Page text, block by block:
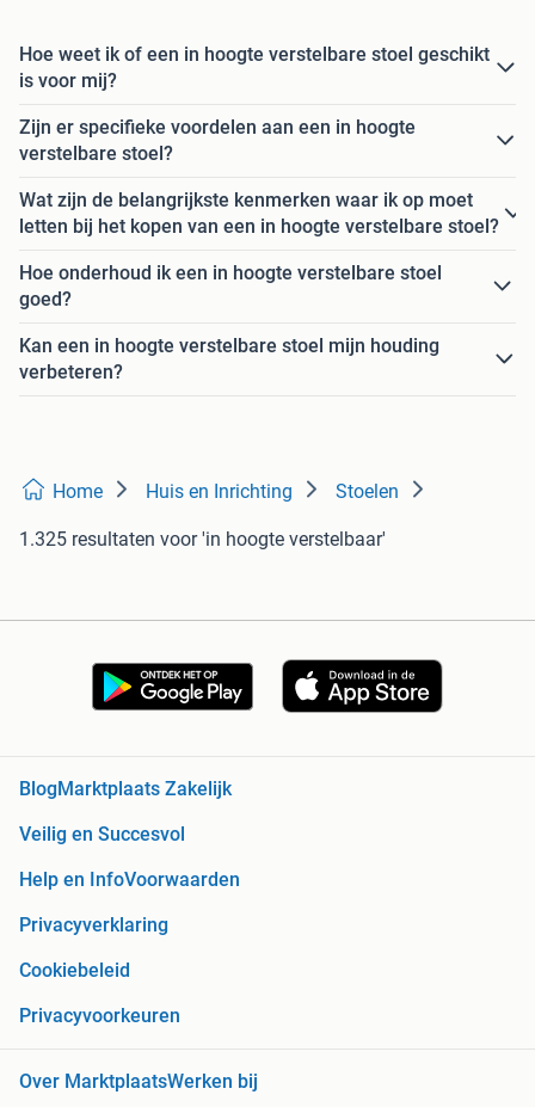
Hoe weet ik of een in hoogte verstelbare stoel geschikt
is voor mij?
Zijn er specifieke voordelen aan een in hoogte
verstelbare stoel?
Wat zijn de belangrijkste kenmerken waar ik op moet
letten bij het kopen van een in hoogte verstelbare stoel?
Hoe onderhoud ik een in hoogte verstelbare stoel
goed?
Kan een in hoogte verstelbare stoel mijn houding
verbeteren?
Home Huis en Inrichting Stoelen
1.325 resultaten voor 'in hoogte verstelbaar'
Blog Marktplaats Zakelijk
Veilig en Succesvol
Help en InfoVoorwaarden
Privacyverklaring
Cookiebeleid
Privacyvoorkeuren
Over MarktplaatsWerken bij